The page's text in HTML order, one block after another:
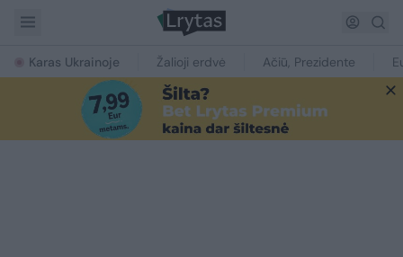
Karas Ukrainoje Žalioji erdvė Ačiū, Prezidente